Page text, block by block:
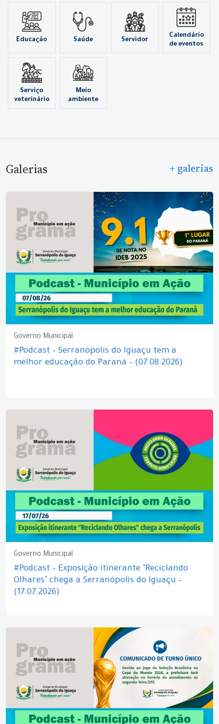
Educação Saúde Servidor
Calendário
de eventos
Serviço
veterinário
Meio
ambiente
Galerias + galerias
Governo Municipal
#Podcast – Serranópolis do Iguaçu tem a
melhor educação do Paraná – (07.08.2026)
Governo Municipal
#Podcast – Exposição itinerante "Reciclando
Olhares" chega a Serranópolis do Iguaçu –
(17.07.2026)